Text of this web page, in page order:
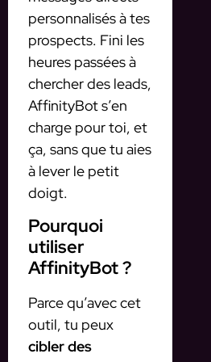
personnalisés à tes
prospects. Fini les
heures passées à
chercher des leads,
AffinityBot s’en
charge pour toi, et
ça, sans que tu aies
à lever le petit
doigt.
Pourquoi
utiliser
AffinityBot ?
Parce qu’avec cet
outil, tu peux
cibler des